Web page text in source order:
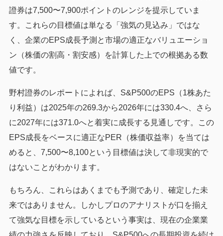
證券は7,500〜7,900ポイントのレンジを提示していま
す。これらの目標値は単なる「強気の見込み」ではな
く、企業のEPS成長予測と市場の適正なバリュエーショ
ン（株価の割高・割安感）を計算した上での根拠ある数
値です。
野村證券のレポートによれば、S&P500のEPS（1株あた
り利益）は2025年の269.3から2026年には330.4へ、さら
に2027年には371.0へと着実に成長する見通しです。この
EPS成長をベースに適正なPER（株価収益率）を当ては
めると、7,500〜8,100という目標値は決して非現実的で
はないことがわかります。
もちろん、これらはあくまでも予測であり、確定した未
来ではありません。しかしプロのアナリストが口を揃え
て強気な目標を示しているという事実は、現在の企業業